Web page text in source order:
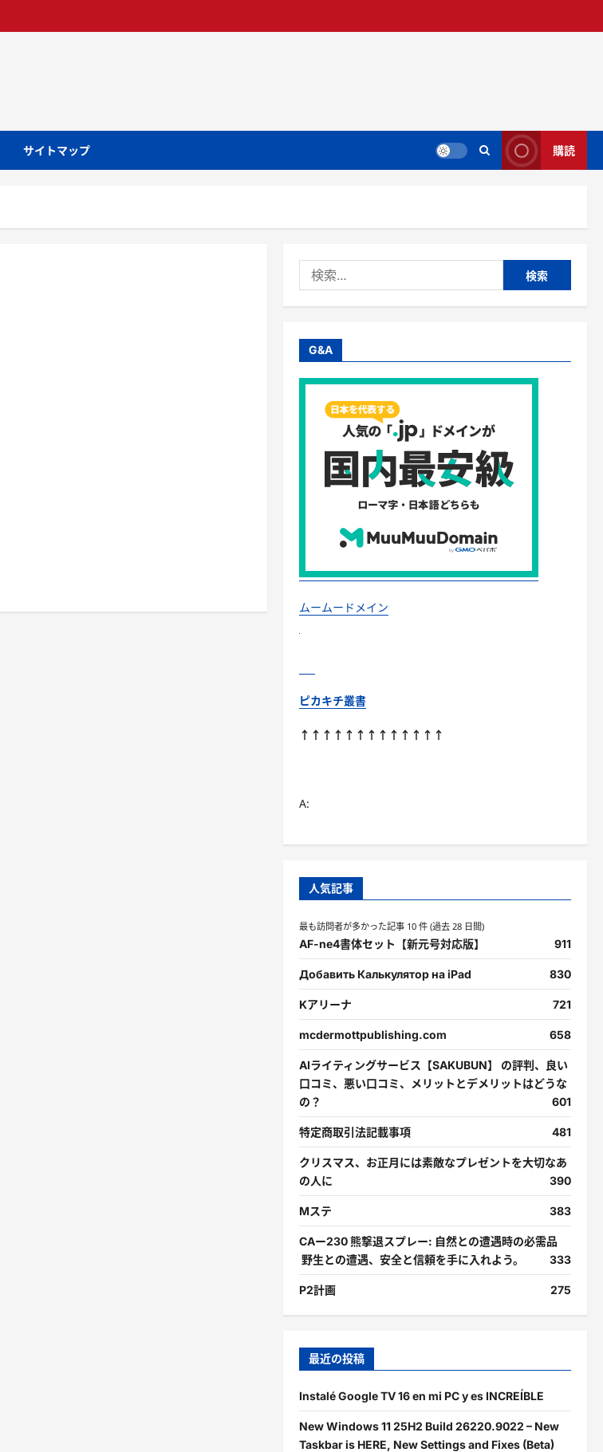
サイトマップ 購読
索:
G&A
ムームードメイン
ピカキチ叢書
↑↑↑↑↑↑↑↑↑↑↑↑↑
A:
人気記事
最も訪問者が多かった記事 10 件 (過去 28 日間)
AF-ne4書体セット【新元号対応版】 911
Добавить Калькулятор на iPad 830
Kアリーナ 721
mcdermottpublishing.com 658
AIライティングサービス【SAKUBUN】 の評判、良い
口コミ、悪い口コミ、メリットとデメリットはどうな
の？
601
特定商取引法記載事項 481
クリスマス、お正月には素敵なプレゼントを大切なあ
の人に
390
Mステ 383
CAー230 熊撃退スプレー: 自然との遭遇時の必需品
野生との遭遇、安全と信頼を手に入れよう。
333
P2計画 275
最近の投稿
Instalé Google TV 16 en mi PC y es INCREÍBLE
New Windows 11 25H2 Build 26220.9022 – New
Taskbar is HERE, New Settings and Fixes (Beta)